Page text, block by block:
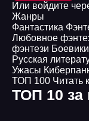
Или войдите
Жанры
Фантастика
Любовное
фэнтези Боевики
Русская
Ужасы
ТОП 100 Читать
ТОП 10 за